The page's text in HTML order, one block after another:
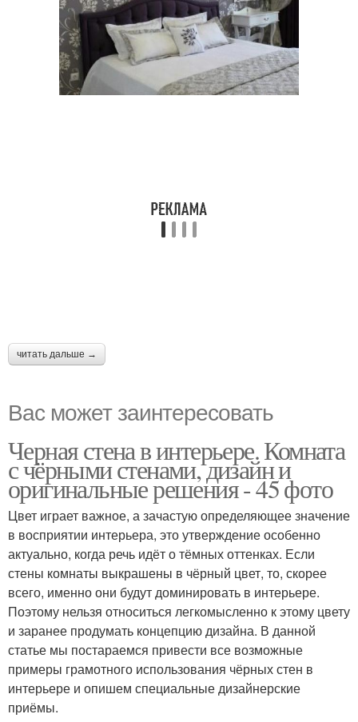
читать дальше →
Вас может заинтересовать
Черная стена в интерьере. Комната
с чёрными стенами, дизайн и
оригинальные решения - 45 фото
Цвет играет важное, а зачастую определяющее значение
в восприятии интерьера, это утверждение особенно
актуально, когда речь идёт о тёмных оттенках. Если
стены комнаты выкрашены в чёрный цвет, то, скорее
всего, именно они будут доминировать в интерьере.
Поэтому нельзя относиться легкомысленно к этому цвету
и заранее продумать концепцию дизайна. В данной
статье мы постараемся привести все возможные
примеры грамотного использования чёрных стен в
интерьере и опишем специальные дизайнерские
приёмы.